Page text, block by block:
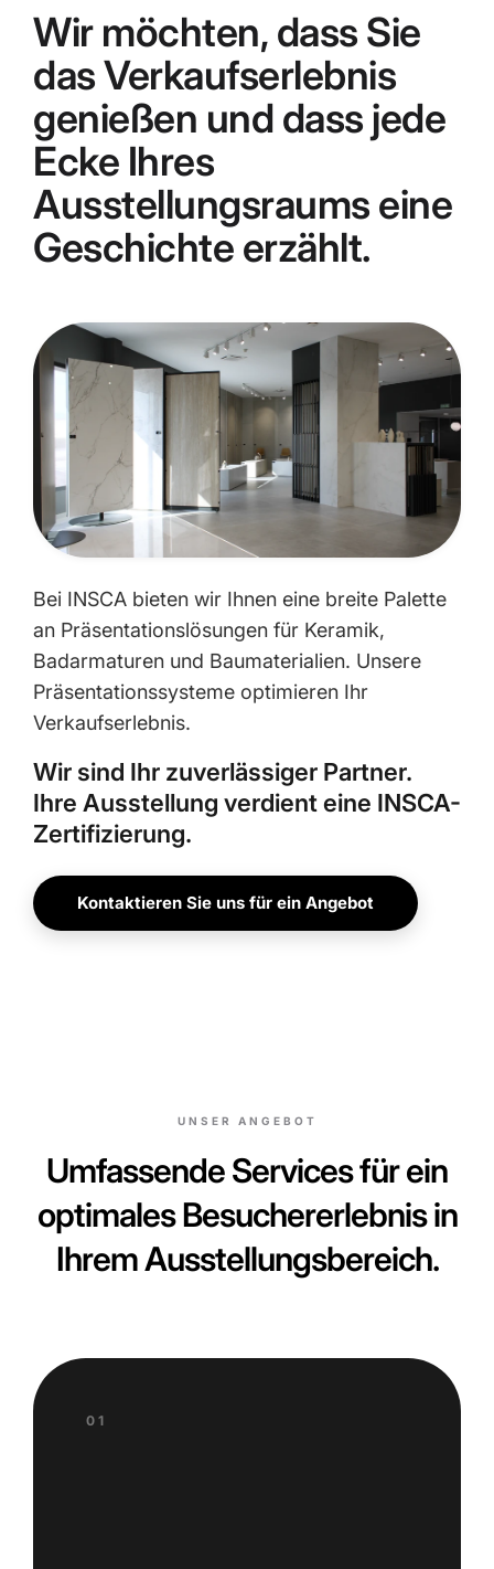
Wir möchten, dass Sie
das Verkaufserlebnis
genießen und dass jede
Ecke Ihres
Ausstellungsraums eine
Geschichte erzählt.
Bei INSCA bieten wir Ihnen eine breite Palette
an Präsentationslösungen für Keramik,
Badarmaturen und Baumaterialien. Unsere
Präsentationssysteme optimieren Ihr
Verkaufserlebnis.
Wir sind Ihr zuverlässiger Partner.
Ihre Ausstellung verdient eine INSCA-
Zertifizierung.
Kontaktieren Sie uns für ein Angebot
UNSER ANGEBOT
Umfassende Services für ein
optimales Besuchererlebnis in
Ihrem Ausstellungsbereich.
01